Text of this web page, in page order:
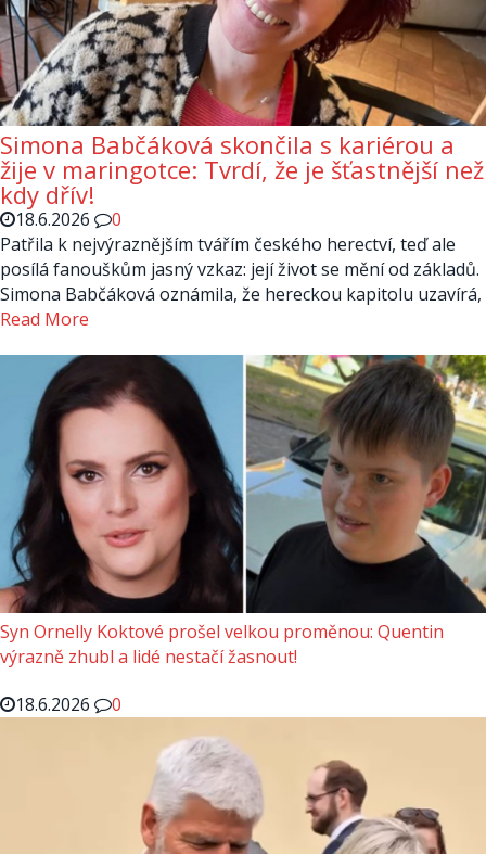
Simona Babčáková skončila s kariérou a
žije v maringotce: Tvrdí, že je šťastnější než
kdy dřív!
18.6.2026
0
Patřila k nejvýraznějším tvářím českého herectví, teď ale
posílá fanouškům jasný vzkaz: její život se mění od základů.
Simona Babčáková oznámila, že hereckou kapitolu uzavírá,
Read More
Syn Ornelly Koktové prošel velkou proměnou: Quentin
výrazně zhubl a lidé nestačí žasnout!
18.6.2026
0